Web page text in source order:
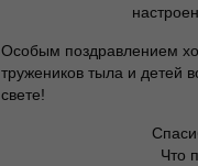
Особым поздравлением
тружеников тыла и детей
свете!
Что